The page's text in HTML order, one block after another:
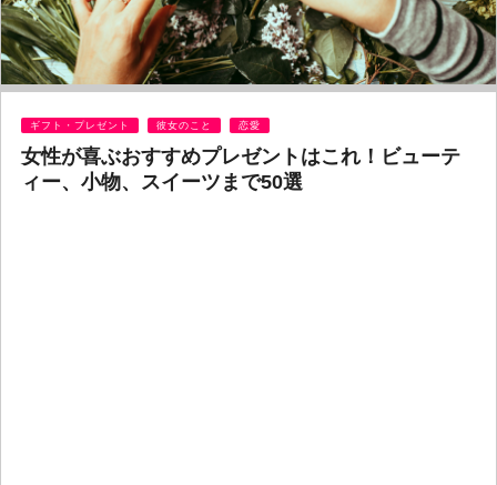
ギフト・プレゼント 彼女のこと 恋愛
女性が喜ぶおすすめプレゼントはこれ！ビューテ
ィー、小物、スイーツまで50選